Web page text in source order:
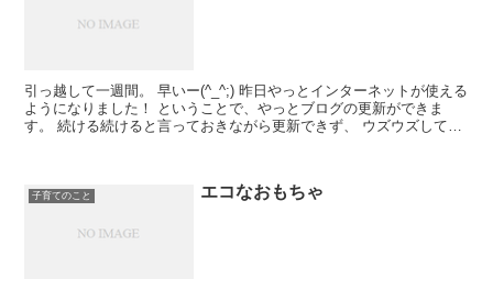
引っ越して一週間。 早いー(^_^;) 昨日やっとインターネットが使える
ようになりました！ ということで、やっとブログの更新ができま
す。 続ける続けると言っておきながら更新できず、 ウズウズしてい
子育てのこと エコなおもちゃ